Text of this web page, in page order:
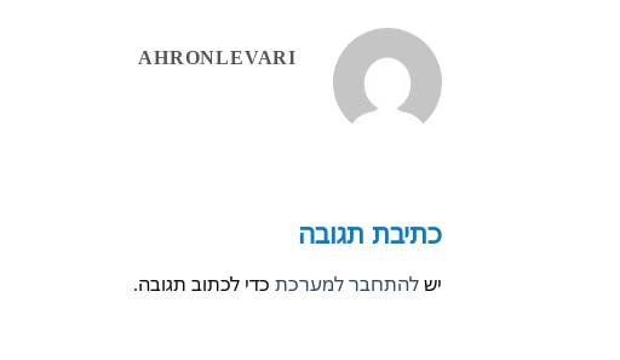
AHRONLEVARI
כתיבת תגובה
ישלהתחבר למערכת כדי לכתוב תגובה.